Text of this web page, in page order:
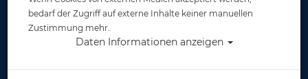
Artikelnr.: oce-873387751
bedarf der Zugriff auf externe Inhalte keiner manuellen
Zustimmung mehr.
Daten Informationen anzeigen